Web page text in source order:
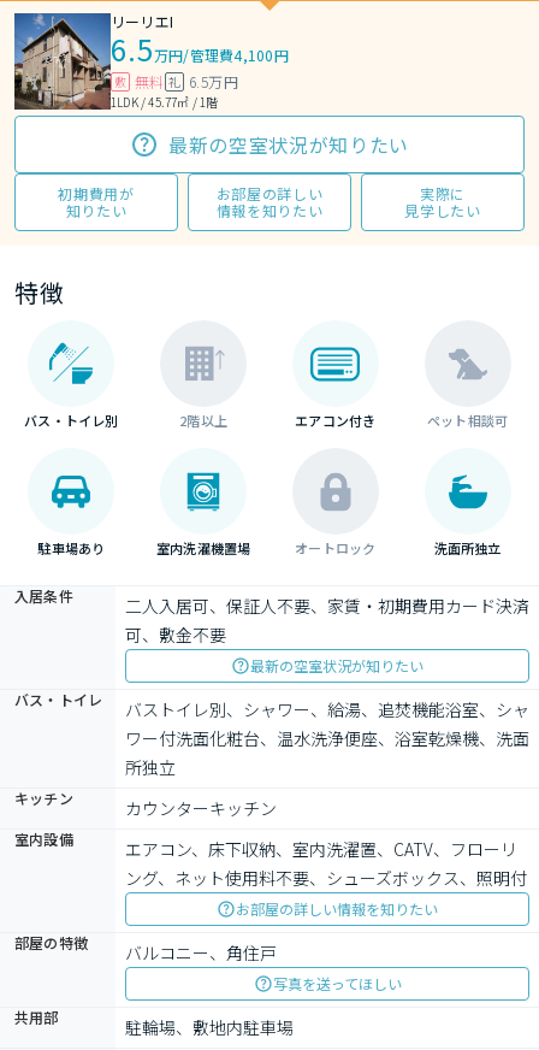
リーリエI
6.5万円/管理費4,100円
敷 無料 礼 6.5万円
1LDK / 45.77㎡ / 1階
最新の空室状況が知りたい
初期費用が
知りたい
お部屋の詳しい
情報を知りたい
実際に
見学したい
特徴
バス・トイレ別 2階以上 エアコン付き ペット相談可
駐車場あり 室内洗濯機置場 オートロック 洗面所独立
入居条件
二人入居可、保証人不要、家賃・初期費用カード決済
可、敷金不要
最新の空室状況が知りたい
バス・トイレ
バストイレ別、シャワー、給湯、追焚機能浴室、シャ
ワー付洗面化粧台、温水洗浄便座、浴室乾燥機、洗面
所独立
キッチン カウンターキッチン
室内設備
エアコン、床下収納、室内洗濯置、CATV、フローリ
ング、ネット使用料不要、シューズボックス、照明付
お部屋の詳しい情報を知りたい
部屋の特徴
バルコニー、角住戸
写真を送ってほしい
共用部
駐輪場、敷地内駐車場